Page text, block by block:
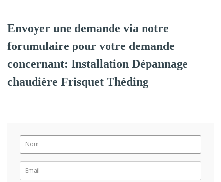
Envoyer une demande via notre
forumulaire pour votre demande
concernant: Installation Dépannage
chaudière Frisquet Théding